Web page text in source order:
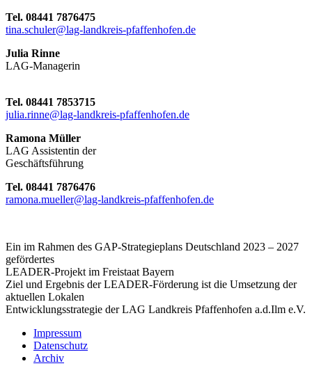
Tel. 08441 7876475
tina.schuler@lag-landkreis-pfaffenhofen.de
Julia Rinne
LAG-Managerin
Tel. 08441 7853715
julia.rinne@lag-landkreis-pfaffenhofen.de
Ramona Müller
LAG Assistentin der
Geschäftsführung
Tel. 08441 7876476
ramona.mueller@lag-landkreis-pfaffenhofen.de
Ein im Rahmen des GAP-Strategieplans Deutschland 2023 – 2027
gefördertes
LEADER-Projekt im Freistaat Bayern
Ziel und Ergebnis der LEADER-Förderung ist die Umsetzung der
aktuellen Lokalen
Entwicklungsstrategie der LAG Landkreis Pfaffenhofen a.d.Ilm e.V.
Impressum
Datenschutz
Archiv